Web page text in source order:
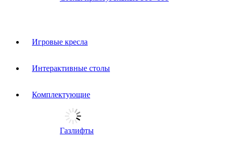
Игровые кресла
Интерактивные столы
Комплектующие
Газлифты